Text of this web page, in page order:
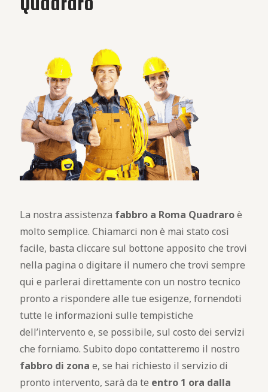
La nostra assistenza fabbro a Roma Quadraroè
molto semplice. Chiamarci non è mai stato così
facile, basta cliccare sul bottone apposito che trovi
nella pagina o digitare il numero che trovi sempre
qui e parlerai direttamente con un nostro tecnico
pronto a rispondere alle tue esigenze, fornendoti
tutte le informazioni sulle tempistiche
dell’intervento e, se possibile, sul costo dei servizi
che forniamo. Subito dopo contatteremo il nostro
fabbro di zona e, se hai richiesto il servizio di
pronto intervento, sarà da te entro 1 ora dalla